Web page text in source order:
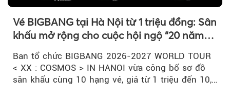
Vé BIGBANG tại Hà Nội từ 1 triệu đồng: Sân
khấu mở rộng cho cuộc hội ngộ “20 năm
có một”
Ban tổ chức BIGBANG 2026-2027 WORLD TOUR
< XX : COSMOS > IN HANOI vừa công bố sơ đồ
sân khấu cùng 10 hạng vé, giá từ 1 triệu đến 10,5